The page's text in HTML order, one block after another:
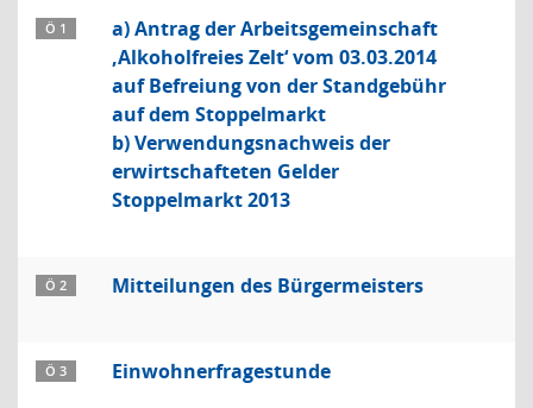
Ö 1
a) Antrag der Arbeitsgemeinschaft
‚Alkoholfreies Zelt‘ vom 03.03.2014
auf Befreiung von der Standgebühr
auf dem Stoppelmarkt
b) Verwendungsnachweis der
erwirtschafteten Gelder
Stoppelmarkt 2013
Ö 2 Mitteilungen des Bürgermeisters
Ö 3 Einwohnerfragestunde